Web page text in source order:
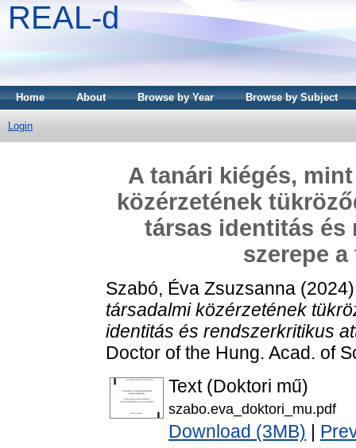
REAL-d
Home About Browse by Year Browse by Subject
Login
A tanári kiégés,
közérzetének
társas identitás
szerepe
Szabó, Éva Zsuzsanna
társadalmi közérzetének
identitás és rendszerkritikus
Doctor of the Hung. Acad. of
Text (Doktori mű)
szabo.eva_doktori_mu.pdf
Download (3MB)